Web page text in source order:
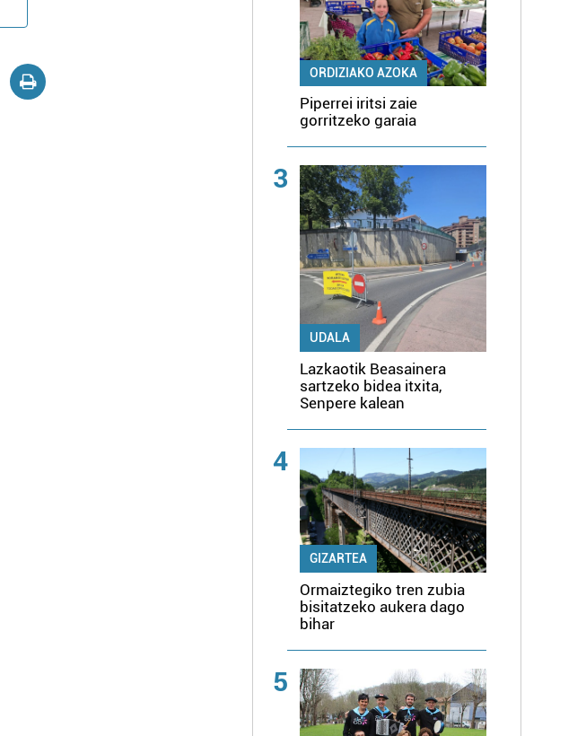
ORDIZIAKO AZOKA
Piperrei iritsi zaie
gorritzeko garaia
3
UDALA
Lazkaotik Beasainera
sartzeko bidea itxita,
Senpere kalean
4
GIZARTEA
Ormaiztegiko tren zubia
bisitatzeko aukera dago
bihar
5